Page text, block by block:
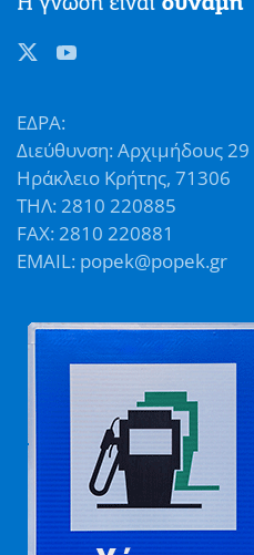
ΕΔΡΑ:
Διεύθυνση: Αρχιμήδους 29
Ηράκλειο Κρήτης, 71306
ΤΗΛ: 2810 220885
FAX: 2810 220881
EMAIL: popek@popek.gr